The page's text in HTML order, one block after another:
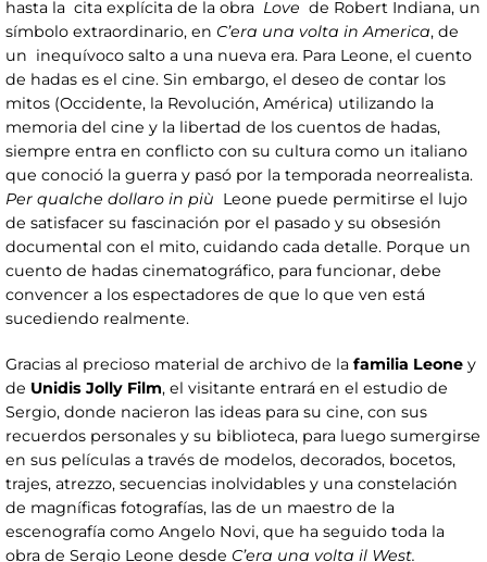
hasta la cita explícita de la obra Love de Robert Indiana, un
símbolo extraordinario, en C’era una volta in America, de
un inequívoco salto a una nueva era. Para Leone, el cuento
de hadas es el cine. Sin embargo, el deseo de contar los
mitos (Occidente, la Revolución, América) utilizando la
memoria del cine y la libertad de los cuentos de hadas,
siempre entra en conflicto con su cultura como un italiano
que conoció la guerra y pasó por la temporada neorrealista.
Per qualche dollaro in più Leone puede permitirse el lujo
de satisfacer su fascinación por el pasado y su obsesión
documental con el mito, cuidando cada detalle. Porque un
cuento de hadas cinematográfico, para funcionar, debe
convencer a los espectadores de que lo que ven está
sucediendo realmente.
Gracias al precioso material de archivo de la familia Leone y
de Unidis Jolly Film, el visitante entrará en el estudio de
Sergio, donde nacieron las ideas para su cine, con sus
recuerdos personales y su biblioteca, para luego sumergirse
en sus películas a través de modelos, decorados, bocetos,
trajes, atrezzo, secuencias inolvidables y una constelación
de magníficas fotografías, las de un maestro de la
escenografía como Angelo Novi, que ha seguido toda la
obra de Sergio Leone desde C’era una volta il West.